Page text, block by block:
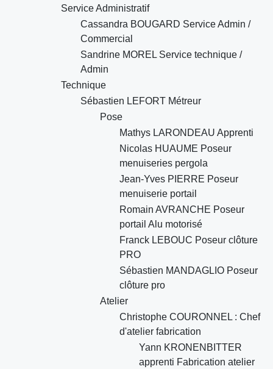
Service Administratif
Cassandra BOUGARD Service Admin /
Commercial
Sandrine MOREL Service technique /
Admin
Technique
Sébastien LEFORT Métreur
Pose
Mathys LARONDEAU Apprenti
Nicolas HUAUME Poseur
menuiseries pergola
Jean-Yves PIERRE Poseur
menuiserie portail
Romain AVRANCHE Poseur
portail Alu motorisé
Franck LEBOUC Poseur clôture
PRO
Sébastien MANDAGLIO Poseur
clôture pro
Atelier
Christophe COURONNEL : Chef
d'atelier fabrication
Yann KRONENBITTER
apprenti Fabrication atelier